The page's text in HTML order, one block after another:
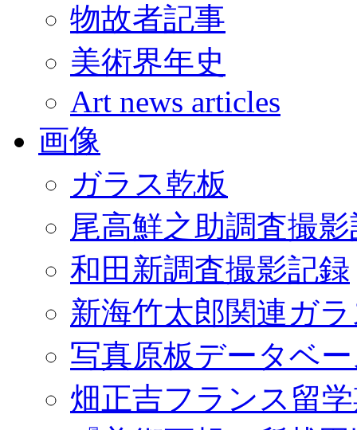
物故者記事
美術界年史
Art news articles
画像
ガラス乾板
尾高鮮之助調査撮
和田新調査撮影記録
新海竹太郎関連ガ
写真原板データベ
畑正吉フランス留